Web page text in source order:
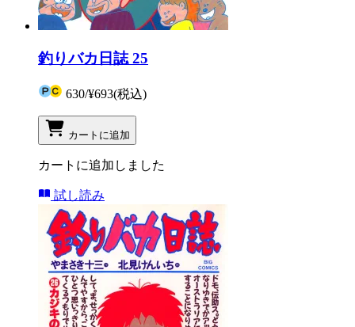
釣りバカ日誌 25
630/¥693(税込)
カートに追加
カートに追加しました
試し読み